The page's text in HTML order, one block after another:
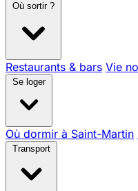
Où sortir ?
Restaurants & bars Vie
Se loger
Où dormir à Saint-Martin
Transport